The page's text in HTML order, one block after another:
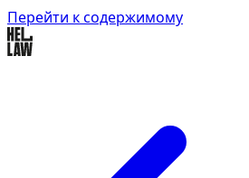
Перейти к содержимому